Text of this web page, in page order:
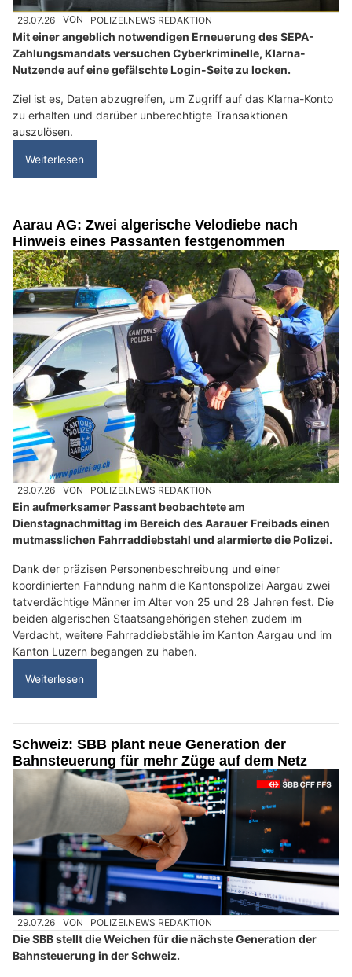
29.07.26 VON POLIZEI.NEWS REDAKTION
Mit einer angeblich notwendigen Erneuerung des SEPA-
Zahlungsmandats versuchen Cyberkriminelle, Klarna-
Nutzende auf eine gefälschte Login-Seite zu locken.
Ziel ist es, Daten abzugreifen, um Zugriff auf das Klarna-Konto
zu erhalten und darüber unberechtigte Transaktionen
auszulösen.
Weiterlesen
Aarau AG: Zwei algerische Velodiebe nach
Hinweis eines Passanten festgenommen
29.07.26 VON POLIZEI.NEWS REDAKTION
Ein aufmerksamer Passant beobachtete am
Dienstagnachmittag im Bereich des Aarauer Freibads einen
mutmasslichen Fahrraddiebstahl und alarmierte die Polizei.
Dank der präzisen Personenbeschreibung und einer
koordinierten Fahndung nahm die Kantonspolizei Aargau zwei
tatverdächtige Männer im Alter von 25 und 28 Jahren fest. Die
beiden algerischen Staatsangehörigen stehen zudem im
Verdacht, weitere Fahrraddiebstähle im Kanton Aargau und im
Kanton Luzern begangen zu haben.
Weiterlesen
Schweiz: SBB plant neue Generation der
Bahnsteuerung für mehr Züge auf dem Netz
29.07.26 VON POLIZEI.NEWS REDAKTION
Die SBB stellt die Weichen für die nächste Generation der
Bahnsteuerung in der Schweiz.